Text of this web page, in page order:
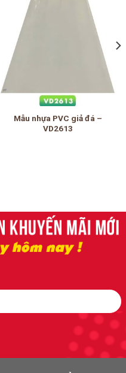
Mẫu nhựa PVC giả đá –
VD2613